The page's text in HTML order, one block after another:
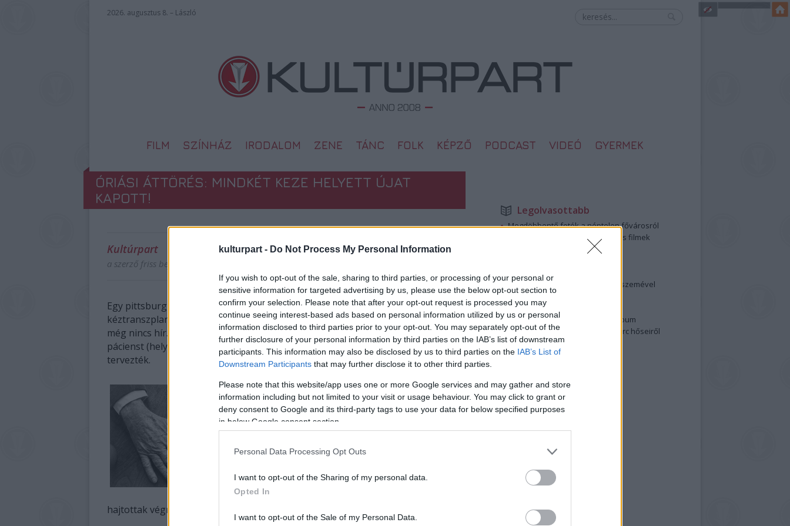
kulturpart - Do Not Process My Personal Information
If you wish to opt-out of the sale, sharing to third parties, or processing of your personal or
sensitive information for targeted advertising by us, please use the below opt-out section to
confirm your selection. Please note that after your opt-out request is processed you may
continue seeing interest-based ads based on personal information utilized by us or personal
information disclosed to third parties prior to your opt-out. You may separately opt-out of the
further disclosure of your personal information by third parties on the IAB’s list of downstream
participants. This information may also be disclosed by us to third parties on the IAB’s List of
Downstream Participants that may further disclose it to other third parties.
Please note that this website/app uses one or more Google services and may gather and store
information including but not limited to your visit or usage behaviour. You may click to grant or
deny consent to Google and its third-party tags to use your data for below specified purposes
in below Google consent section.
Personal Data Processing Opt Outs
I want to opt-out of the Sharing of my personal data.
Opted In
I want to opt-out of the Sale of my Personal Data.
2026. augusztus 8. – László
FILM SZÍNHÁZ IRODALOM ZENE TÁNC FOLK KÉPZŐ PODCAST VIDEÓ GYERMEK
ÓRIÁSI ÁTTÖRÉS: MINDKÉT KEZE HELYETT ÚJAT
KAPOTT!
Kultúrpart
a szerző friss bejegyzései
Egy pittsburghi kórházban hajtották végre hétfőn az első amerikai dupla
kéztranszplantációt - közölte az intézmény szóvivője egy helyi lappal. Az eredményről
még nincs hír. A Pittsburghi Egyetem orvosi központjának szóvivője elmondta, hogy a
pácienst (helyi idő szerint) hétfő reggel vitték a műtőbe, a beavatkozást húszórásra
tervezték.
Az 57 éves Jeff Kepner a Georgia állambéli
Augustában él. Mint szülővárosa egyik lapjának
elmondta, azt reméli, újra karjaiba veheti 13 éves
lányát, aki még csak hároméves volt, amikor apja
baktériumfertőzés következtében.
Eddig világszerte nyolc esetben történt kettős
kézátültetés. A múlt hónapban francia orvosok
hajtottak végre a világon elsőként egyidejű arc- és kettős kézátültetést.
Legolvasottabb
Megdöbbentő fotók a néptelen fővárosról
Top 10: ezek a legjobb szerelmes filmek
A 10 legütősebb drogos film
Meztelenség és anatómia
A forradalom egy holland fotós szemével
A legizgalmasabb fotók 2015-ből
Meztelen fővárosiak
Készülőben a nagy meztelen album
Nézd meg a 48-as szabadságharc hőseiről
készült fotókat!